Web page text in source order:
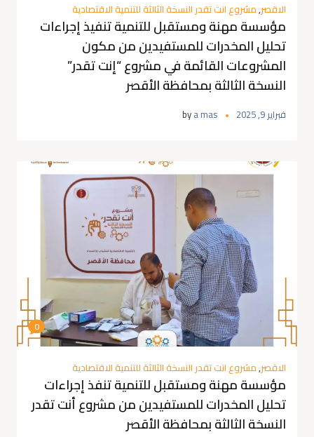
الاقصر,مشروع انت تقدر النسخة الثالثة للتنمية الاقتصادية
مؤسسة مهنة ومستقبل للتنمية تنفيذ إجراءات
تحليل المخدرات للمستفيدين من مكون
المشروعات القائمة في مشروع “إنت تقدر”
النسخة الثالثة بمحافظة الأقصر
فبراير 9, 2025 bya mas
0
الاقصر,مشروع انت تقدر النسخة الثالثة للتنمية الاقتصادية
مؤسسة مهنة ومستقبل للتنمية تنفذ إجراءات
تحليل المخدرات للمستفيدين من مشروع أنت تقدر
النسخة الثالثة بمحافظة الأقصر